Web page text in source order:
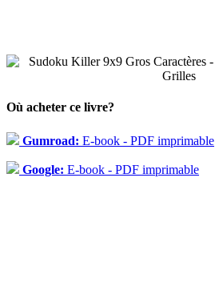
Où acheter ce livre?
Gumroad: E-book - PDF imprimable
Google: E-book - PDF imprimable